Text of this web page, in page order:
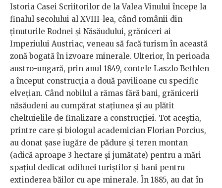
Istoria Casei Scriitorilor de la Valea Vinului începe la
finalul secolului al XVIII-lea, când românii din
ținuturile Rodnei și Năsăudului, grăniceri ai
Imperiului Austriac, veneau să facă turism în această
zonă bogată în izvoare minerale. Ulterior, în perioada
austro-ungară, prin anul 1849, contele Laszlo Bethlen
a început construcția a două pavilioane cu specific
elvețian. Când nobilul a rămas fără bani, grănicerii
năsăudeni au cumpărat stațiunea și au plătit
cheltuielile de finalizare a construcției. Tot aceștia,
printre care și biologul academician Florian Porcius,
au donat șase iugăre de pădure și teren montan
(adică aproape 3 hectare și jumătate) pentru a mări
spațiul dedicat odihnei turiștilor și bani pentru
extinderea băilor cu ape minerale. În 1885, au dat în